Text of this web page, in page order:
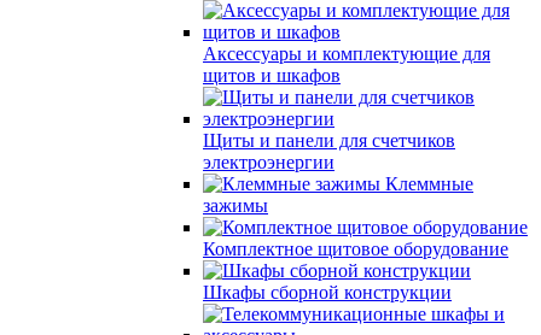
Аксессуары и комплектующие для
щитов и шкафов
Щиты и панели для счетчиков
электроэнергии
Клеммные
зажимы
Комплектное щитовое оборудование
Шкафы сборной конструкции